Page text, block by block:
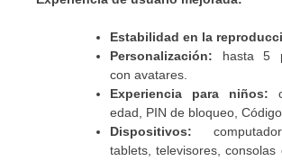
Estabilidad en la
Personalización: hasta 5
con avatares.
Experiencia para niños:
edad, PIN de bloqueo,
Dispositivos:
tablets, televisores, consolas